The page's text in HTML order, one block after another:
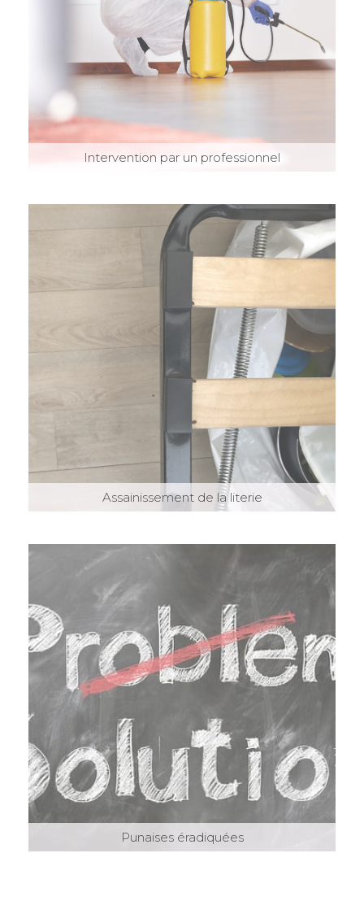
Intervention par un professionnel
Assainissement de la literie
Punaises éradiquées